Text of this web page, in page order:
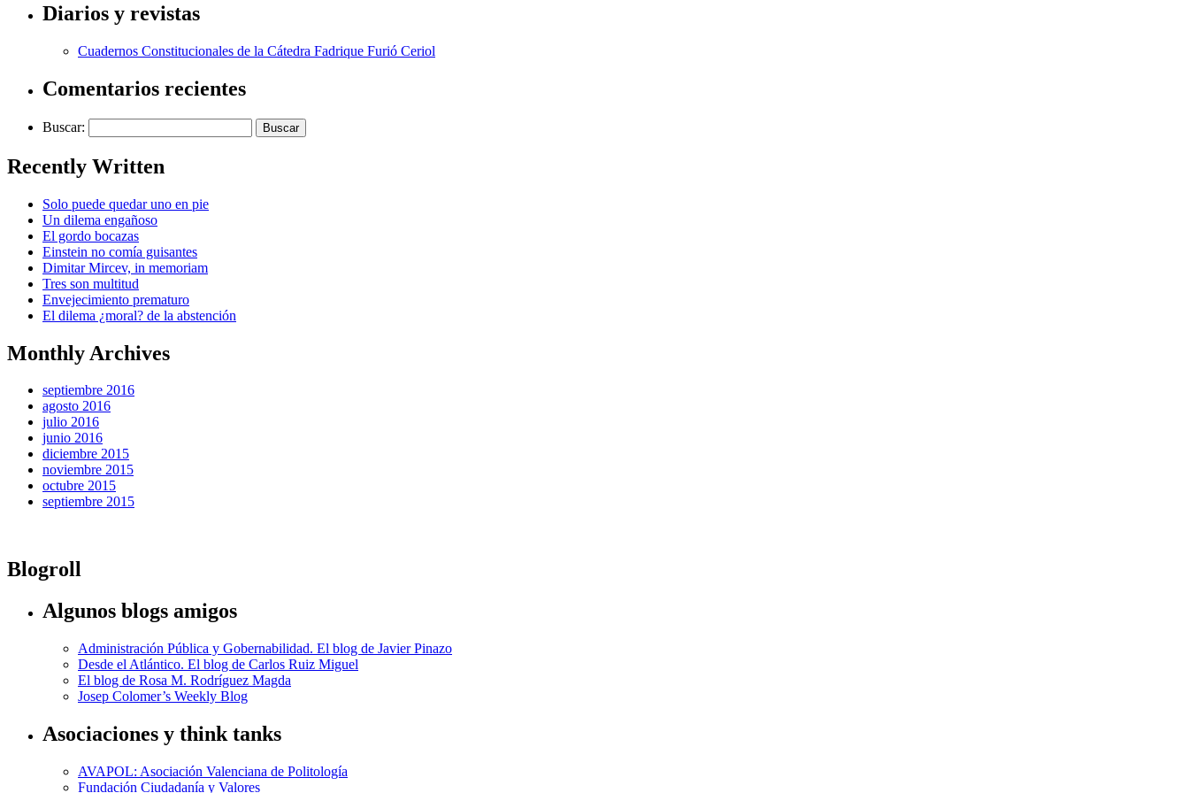
Diarios y revistas
Cuadernos Constitucionales de la Cátedra Fadrique Furió Ceriol
Comentarios recientes
Buscar:
Recently Written
Solo puede quedar uno en pie
Un dilema engañoso
El gordo bocazas
Einstein no comía guisantes
Dimitar Mircev, in memoriam
Tres son multitud
Envejecimiento prematuro
El dilema ¿moral? de la abstención
Monthly Archives
septiembre 2016
agosto 2016
julio 2016
junio 2016
diciembre 2015
noviembre 2015
octubre 2015
septiembre 2015
Blogroll
Algunos blogs amigos
Administración Pública y Gobernabilidad. El blog de Javier Pinazo
Desde el Atlántico. El blog de Carlos Ruiz Miguel
El blog de Rosa M. Rodríguez Magda
Josep Colomer’s Weekly Blog
Asociaciones y think tanks
AVAPOL: Asociación Valenciana de Politología
Fundación Ciudadanía y Valores